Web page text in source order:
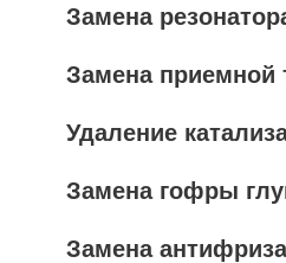
Замена
Замена приемной
Удаление
Замена гофры
Замена антифриза